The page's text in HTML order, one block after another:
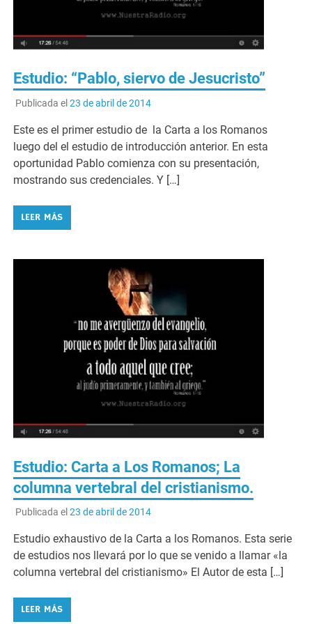
Estudio: “Pablo, siervo de Jesucristo”
Publicada el23 de abril de 2014
Este es el primer estudio de la Carta a los Romanos
luego del el estudio de introducción anterior. En esta
oportunidad Pablo comienza con su presentación,
mostrando sus credenciales. Y […]
LEER MÁS
Estudio: Carta a Los Romanos; La
columna vertebral del cristianismo.
Publicada el 23 de abril de 2014
Estudio exhaustivo de la Carta a los Romanos. Esta serie
de estudios nos llevará por lo que se venido a llamar «la
columna vertebral del cristianismo» El Autor de esta […]
LEER MÁS